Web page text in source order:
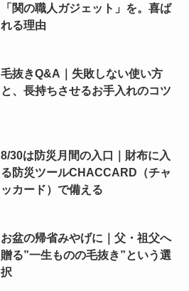
「関の職人ガジェット」を。喜ば
れる理由
毛抜きQ&A｜失敗しない使い方
と、長持ちさせるお手入れのコツ
8/30は防災月間の入口｜財布に入
る防災ツールCHACCARD（チャ
ッカード）で備える
お盆の帰省みやげに｜父・祖父へ
贈る”一生ものの毛抜き”という選
択